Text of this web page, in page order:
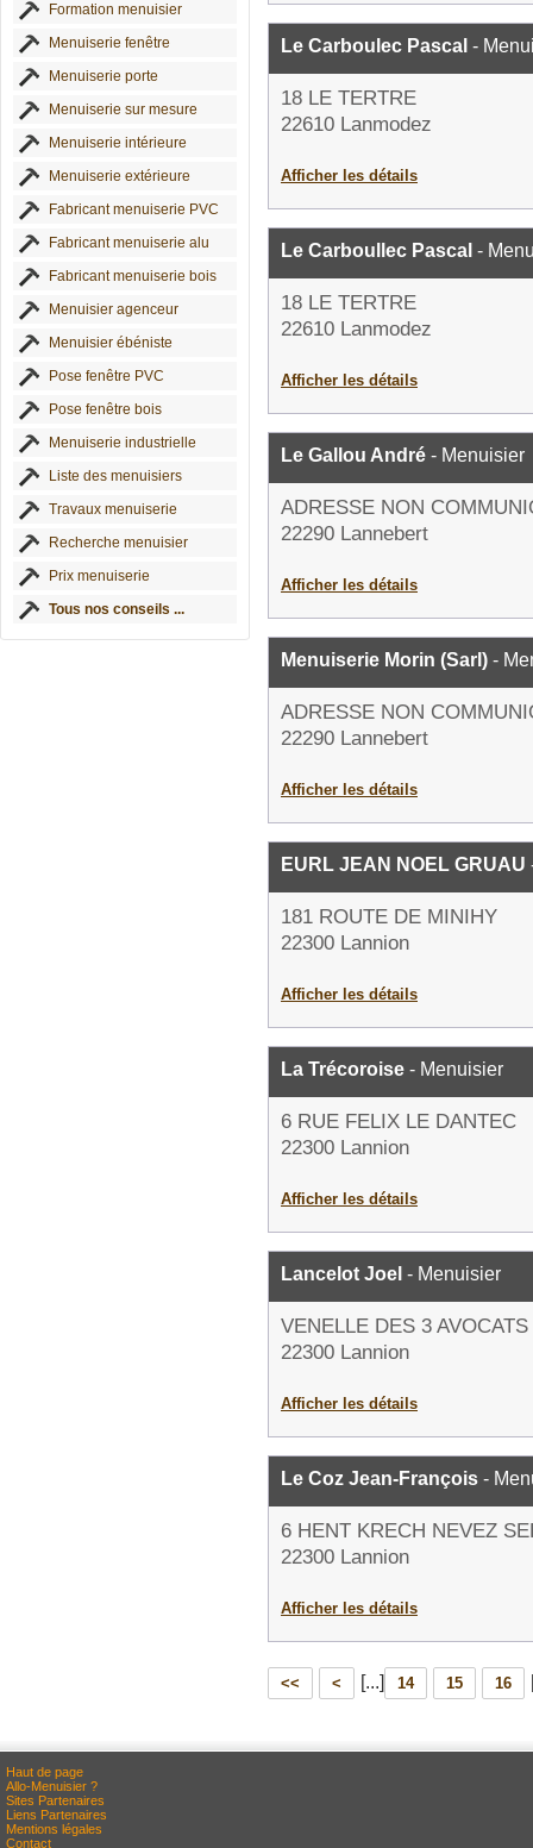
Formation menuisier
Menuiserie fenêtre
Menuiserie porte
Menuiserie sur mesure
Menuiserie intérieure
Menuiserie extérieure
Fabricant menuiserie PVC
Fabricant menuiserie alu
Fabricant menuiserie bois
Menuisier agenceur
Menuisier ébéniste
Pose fenêtre PVC
Pose fenêtre bois
Menuiserie industrielle
Liste des menuisiers
Travaux menuiserie
Recherche menuisier
Prix menuiserie
Tous nos conseils ...
Le Carboulec Pascal -
18 LE TERTRE
22610 Lanmodez
Afficher les détails
Le Carboullec Pascal -
18 LE TERTRE
22610 Lanmodez
Afficher les détails
Le Gallou André - Menuisier
ADRESSE NON
22290 Lannebert
Afficher les détails
Menuiserie Morin (Sarl) -
ADRESSE NON
22290 Lannebert
Afficher les détails
EURL JEAN NOEL GRUAU
181 ROUTE DE MINIHY
22300 Lannion
Afficher les détails
La Trécoroise - Menuisier
6 RUE FELIX LE DANTEC
22300 Lannion
Afficher les détails
Lancelot Joel - Menuisier
VENELLE DES 3 AVOCATS
22300 Lannion
Afficher les détails
Le Coz Jean-François -
6 HENT KRECH NEVEZ
22300 Lannion
Afficher les détails
<< < [...] 14 15 16
Haut de page
Allo-Menuisier ?
Sites Partenaires
Liens Partenaires
Mentions légales
Contact